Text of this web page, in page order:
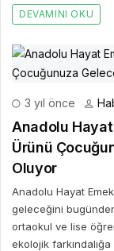
DEVAMINI OKU
3 yıl önce
Anadolu
Ürünü
Oluyor
Anadolu Hayat
geleceğini
ortaokul ve lise
ekolojik farkındalığa